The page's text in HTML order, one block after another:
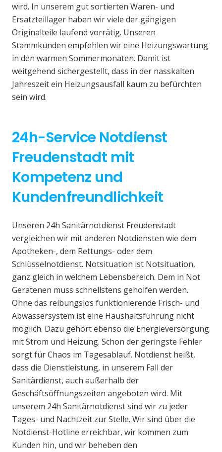
wird. In unserem gut sortierten Waren- und
Ersatzteillager haben wir viele der gängigen
Originalteile laufend vorrätig. Unseren
Stammkunden empfehlen wir eine Heizungswartung
in den warmen Sommermonaten. Damit ist
weitgehend sichergestellt, dass in der nasskalten
Jahreszeit ein Heizungsausfall kaum zu befürchten
sein wird.
24h-Service Notdienst
Freudenstadt mit
Kompetenz und
Kundenfreundlichkeit
Unseren 24h Sanitärnotdienst Freudenstadt
vergleichen wir mit anderen Notdiensten wie dem
Apotheken-, dem Rettungs- oder dem
Schlüsselnotdienst. Notsituation ist Notsituation,
ganz gleich in welchem Lebensbereich. Dem in Not
Geratenen muss schnellstens geholfen werden.
Ohne das reibungslos funktionierende Frisch- und
Abwassersystem ist eine Haushaltsführung nicht
möglich. Dazu gehört ebenso die Energieversorgung
mit Strom und Heizung. Schon der geringste Fehler
sorgt für Chaos im Tagesablauf. Notdienst heißt,
dass die Dienstleistung, in unserem Fall der
Sanitärdienst, auch außerhalb der
Geschäftsöffnungszeiten angeboten wird. Mit
unserem 24h Sanitärnotdienst sind wir zu jeder
Tages- und Nachtzeit zur Stelle. Wir sind über die
Notdienst-Hotline erreichbar, wir kommen zum
Kunden hin, und wir beheben den